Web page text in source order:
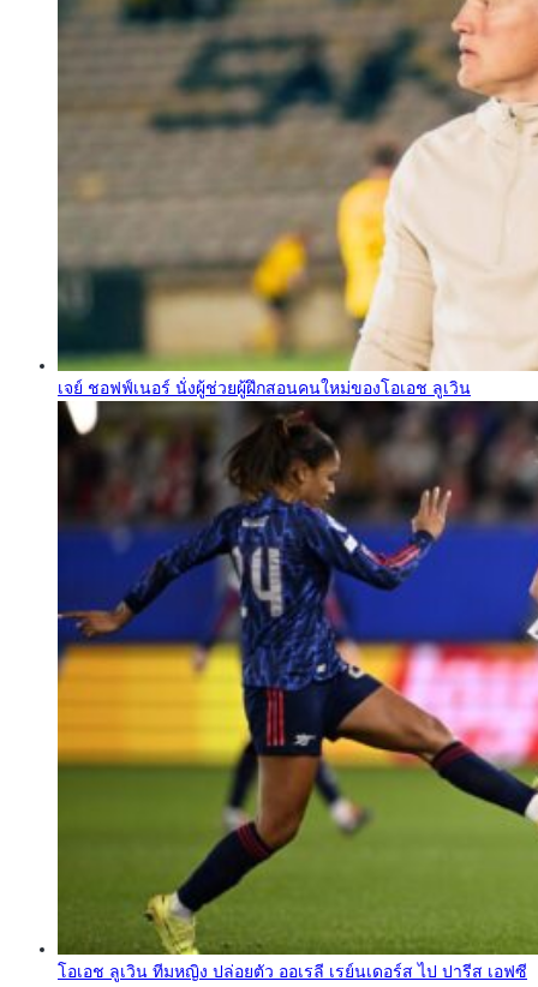
เจย์ ชอฟฟ์เนอร์ นั่งผู้ช่วยผู้ฝึกสอนคนใหม่ของโอเอช ลูเวิน
โอเอช ลูเวิน ทีมหญิง ปล่อยตัว ออเรลี เรย์นเดอร์ส ไป ปารีส เอฟซี